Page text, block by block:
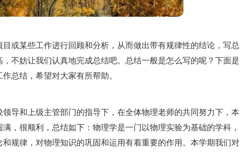
或某些工作进行回顾和分析，从而做出带有规律性的结论，写总
不妨让我们认真地完成总结吧。总结一般是怎么写的呢？下面是
总结，希望对大家有所帮助。
导和上级主管部门的指导下，在全体物理老师的共同努力下，本
，很顺利，总结如下：物理学是一门以物理实验为基础的学科，
规律，对物理知识的巩固和运用有着重要的作用。本学期我们对